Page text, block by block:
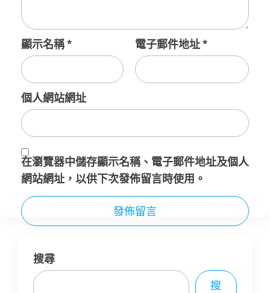
顯示名稱* 電子郵件地址*
個人網站網址
在瀏覽器中儲存顯示名稱、電子郵件地址及個人
網站網址，以供下次發佈留言時使用。
搜尋
搜